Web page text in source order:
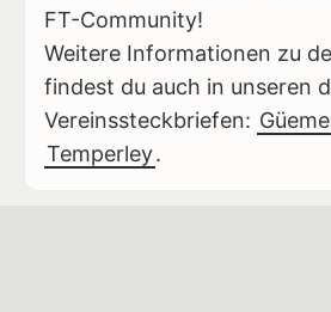
FT-Community!
Weitere Informationen zu
findest du auch in unseren
Vereinssteckbriefen:
Temperley.